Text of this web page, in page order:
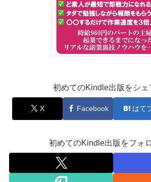
初めてのKindle出版をシェ
X Facebook はて
初めてのKindle出版をフォ